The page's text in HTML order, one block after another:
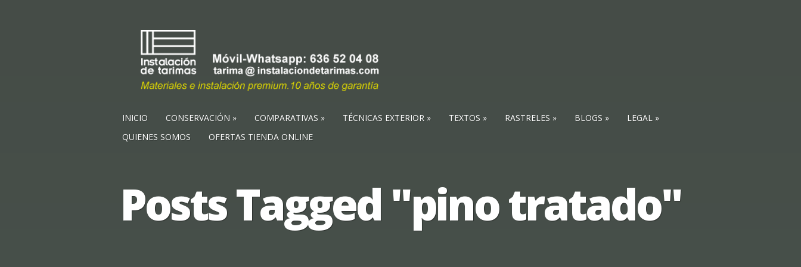
INICIO CONSERVACIÓN COMPARATIVAS TÉCNICAS EXTERIOR TEXTOS RASTRELES BLOGS
LEGAL
QUIENES SOMOS
OFERTAS TIENDA ONLINE
Posts Tagged "pino tratado"